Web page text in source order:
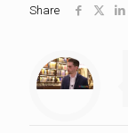
Share